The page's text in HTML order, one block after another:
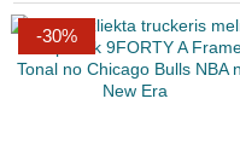
-30%